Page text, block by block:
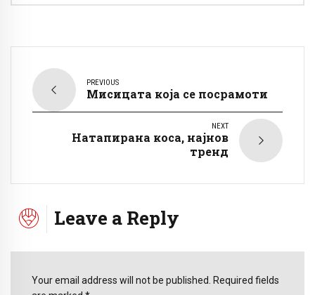
PREVIOUS
Mисицата која се посрамоти
NEXT
Натапирана коса, најнов
тренд
Leave a Reply
Your email address will not be published. Required fields